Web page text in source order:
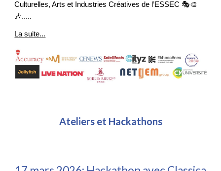
Culturelles, Arts et Industries Créatives de l’ESSEC 🎭🎨
🎶.....
La suite...
Ateliers et Hackathons